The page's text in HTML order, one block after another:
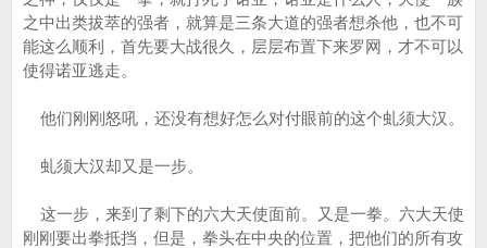
之中出类拔萃的强者，就算是三条大道的强者想杀他，也不可
能这么顺利，首先要大战很久，层层布置下来罗网，才不可以
使得诺亚逃走。
他们刚刚怒吼，还没有想好怎么对付眼前的这个虬须大汉。
虬须大汉却又是一步。
这一步，来到了剩下的六大天使面前。又是一拳。六大天使
刚刚要出拳抵挡，但是，拳头在中央的位置，把他们的所有攻